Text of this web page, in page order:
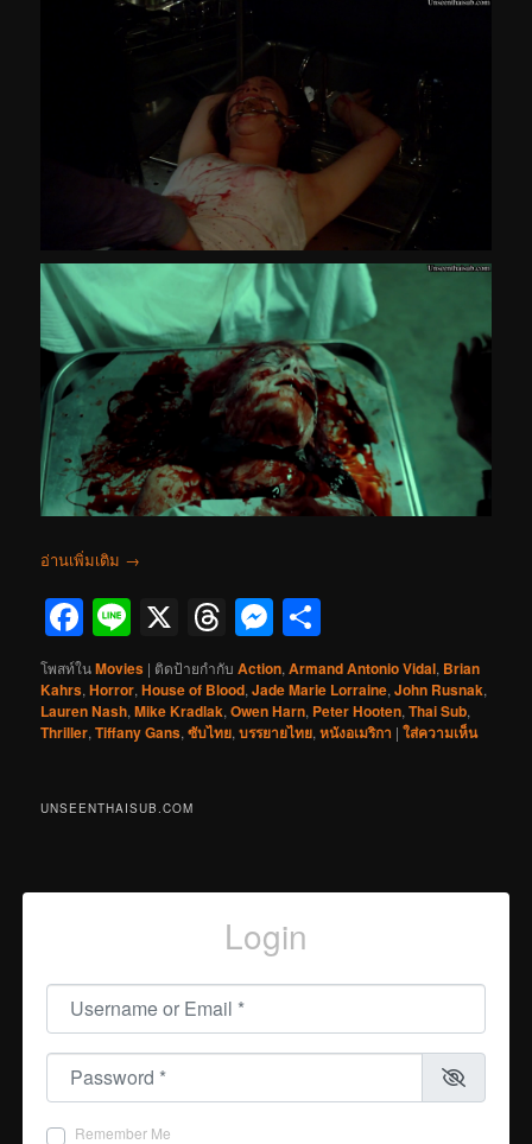
อ่านเพิ่มเติม →
Facebook
Line
X Threads
Messenger
โพสท์ในMovies | ติดป้ายกำกับ Action,Armand Antonio Vidal, Brian
Kahrs,Horror,House of Blood,Jade Marie Lorraine,John Rusnak,
Lauren Nash,Mike Kradlak,Owen Harn, Peter Hooten,Thai Sub,
Thriller,Tiffany Gans,ซับไทย,บรรยายไทย,หนังอเมริกา |ใส่ความเห็น
UNSEENTHAISUB.COM
Login
Username or Email
Password
Remember Me